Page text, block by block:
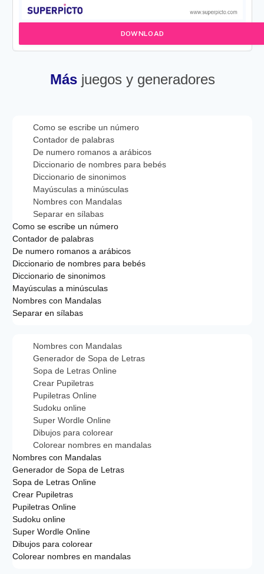
DOWNLOAD
Más juegos y generadores
Como se escribe un número
Contador de palabras
De numero romanos a arábicos
Diccionario de nombres para bebés
Diccionario de sinonimos
Mayúsculas a minúsculas
Nombres con Mandalas
Separar en sílabas
Como se escribe un número
Contador de palabras
De numero romanos a arábicos
Diccionario de nombres para bebés
Diccionario de sinonimos
Mayúsculas a minúsculas
Nombres con Mandalas
Separar en sílabas
Nombres con Mandalas
Generador de Sopa de Letras
Sopa de Letras Online
Crear Pupiletras
Pupiletras Online
Sudoku online
Super Wordle Online
Dibujos para colorear
Colorear nombres en mandalas
Nombres con Mandalas
Generador de Sopa de Letras
Sopa de Letras Online
Crear Pupiletras
Pupiletras Online
Sudoku online
Super Wordle Online
Dibujos para colorear
Colorear nombres en mandalas